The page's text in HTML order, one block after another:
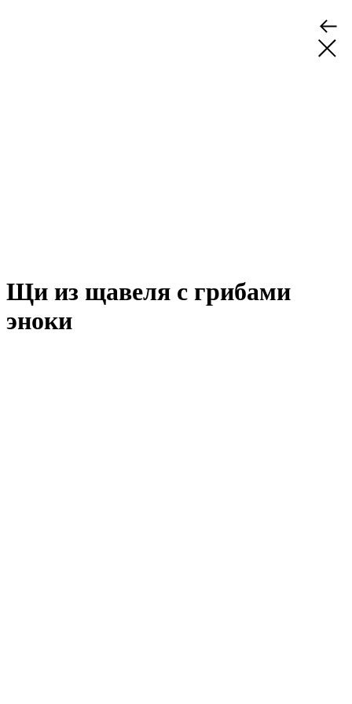
Щи из щавеля с грибами
эноки